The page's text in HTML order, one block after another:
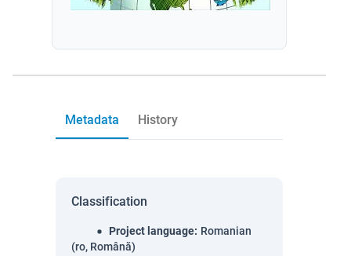
Metadata History
Classification
Project language: Romanian
(ro, Română)